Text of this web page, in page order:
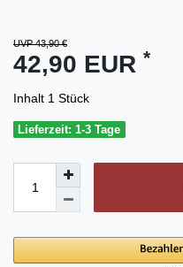
UVP 43,90 €
42,90 EUR *
Inhalt 1 Stück
Lieferzeit: 1-3 Tage